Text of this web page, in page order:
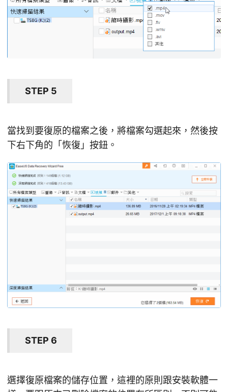
STEP 5
當找到要復原的檔案之後，將檔案勾選起來，然後按
下右下角的「恢復」按鈕。
STEP 6
選擇復原檔案的儲存位置，這裡的原則跟安裝軟體一